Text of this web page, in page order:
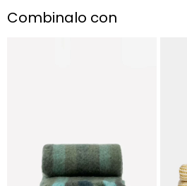
Combinalo con